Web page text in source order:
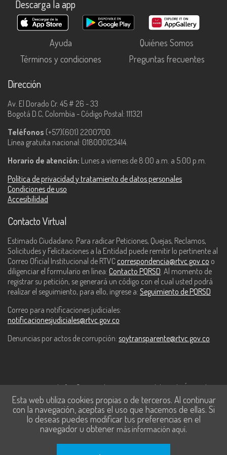
Descarga la app
Ayuda
Quiénes Somos
Términos y condiciones
Preguntas frecuentes
Dirección
Av. El Dorado Cr. 45 # 26 - 33
Bogotá D.C, Colombia - Código Postal: 111321
Teléfonos (+57)(601) 2200700.
Línea gratuita nacional: 018000123414.
Horario de atención: Lunes a viernes de 8:00 a.m. a 5:00 p.m.
Política de privacidad y tratamiento de datos personales
Condiciones de uso
Accesibilidad
Contacto Virtual
Estimado Ciudadano: Para radicar Peticiones, Quejas, Reclamos,
Solicitudes y Felicitaciones a la Entidad puede remitir lo pertinente al
Correo Oficial Institucional de RTVC correspondencia@rtvc.gov.co o
diligenciar el formulario en línea: Contacto PQRSD. Al momento de
registrar su petición, se generará un código con el cual usted podrá
realizar el seguimiento, para ello, ingrese a: Seguimiento de PQRSD
Correo para notificaciones judiciales:
notificacionesjudiciales@rtvc.gov.co
Denuncias por actos de corrupción: soytransparente@rtvc.gov.co
Este contenido fue financiado con recursos del Fondo Único de
Tecnologías de la Información y las Comunicaciones de MinTic.
Esta web utiliza cookies propias o de terceros. Al continuar
con la navegación, aceptas el uso que hacemos de ellas. Si
lo deseas puedes modificar tus preferencias en el
navegador u obtener más información aquí.